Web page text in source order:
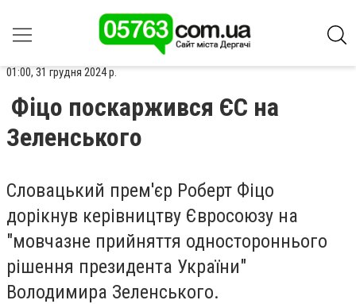
01:00, 31 грудня 2024 р.
Фіцо поскаржився ЄС на
Зеленського
Словацький прем'єр Роберт Фіцо
дорікнув керівництву Євросоюзу на
"мовчазне прийняття одностороннього
рішення президента України"
Володимира Зеленського.